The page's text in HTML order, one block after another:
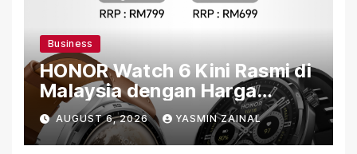
Business
HONOR Watch 6 Kini Rasmi di
Malaysia dengan Harga
Bermula RM699
AUGUST 6, 2026 YASMIN ZAINAL